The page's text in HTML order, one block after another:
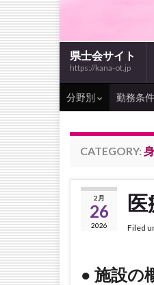
県士会サイト
https://kana-ot.jp
分野別 勤務条件
CATEGORY:
2月
26
2026 Filed
● 施設の